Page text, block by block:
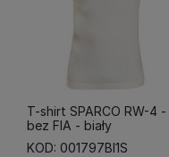
T-shirt SPARCO RW-4 -
bez FIA - biały
KOD: 001797BI1S